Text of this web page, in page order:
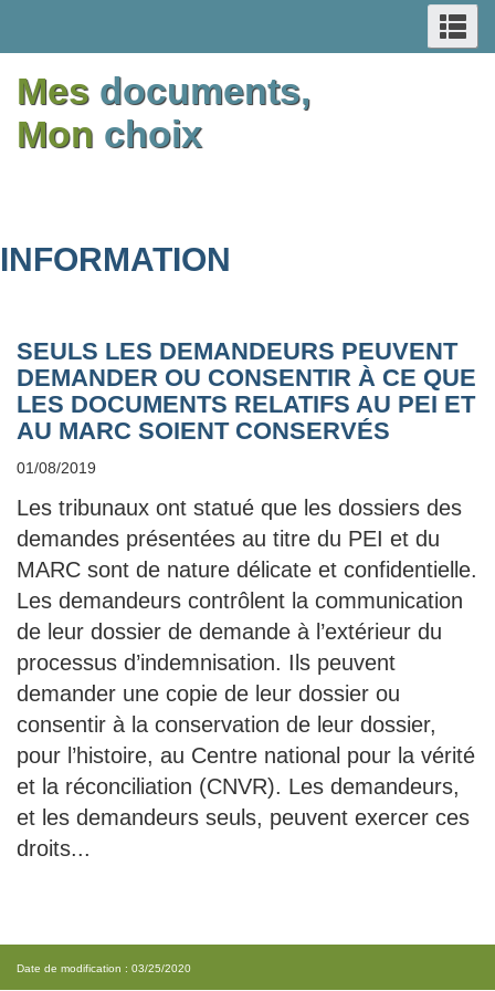
to
main
content
to
basic
HTML
au
contenu
principal
to
basic
HTML
ET
MENUS
et
Mes documents,
Mon choix
INFORMATION
SEULS LES DEMANDEURS PEUVENT
DEMANDER OU CONSENTIR À CE QUE
LES DOCUMENTS RELATIFS AU PEI ET
AU MARC SOIENT CONSERVÉS
01/08/2019
Les tribunaux ont statué que les dossiers des
demandes présentées au titre du PEI et du
MARC sont de nature délicate et confidentielle.
Les demandeurs contrôlent la communication
de leur dossier de demande à l’extérieur du
processus d’indemnisation. Ils peuvent
demander une copie de leur dossier ou
consentir à la conservation de leur dossier,
pour l’histoire, au Centre national pour la vérité
et la réconciliation (CNVR). Les demandeurs,
et les demandeurs seuls, peuvent exercer ces
droits...
Date de modification : 03/25/2020